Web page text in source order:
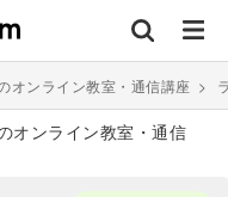
オンライン教室・通信講座 >